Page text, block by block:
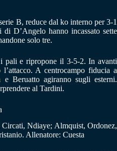
B, reduce dal ko interno per 3-1
D’Angelo hanno incassato sette
solo tre.
pali e ripropone il 3-5-2. In avanti
A centrocampo fiducia a
Beruatto agiranno sugli esterni.
al Tardini.
Circati, Ndiaye; Almquist, Ordonez,
Allenatore: Cuesta